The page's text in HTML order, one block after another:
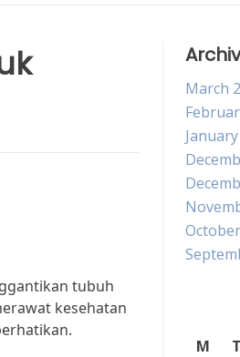
tubuh
kesehatan
March
M
T